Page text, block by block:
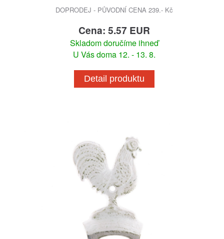
DOPRODEJ - PŮVODNÍ CENA 239.- Kč
Cena: 5.57 EUR
Skladom doručíme ihneď
U Vás doma 12. - 13. 8.
Detail produktu